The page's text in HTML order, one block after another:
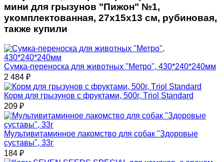
мини для грызунов "Пижон" №1,
укомплектованная, 27х15х13 см, рубиновая,
также купили
Сумка-переноска для животных "Метро", 430*240*240мм
2 484 ₽
Корм для грызунов с фруктами, 500г, Тriol Standard
209 ₽
Мультивитаминное лакомство для собак "Здоровые
суставы", 33г
184 ₽